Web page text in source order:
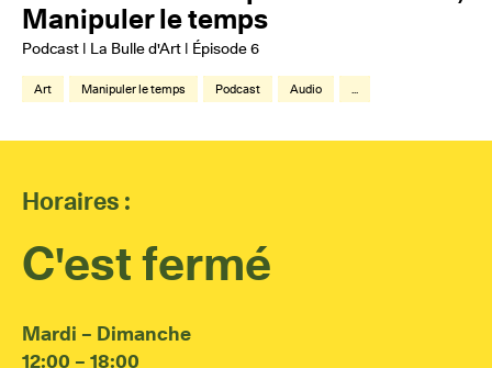
Manipuler le temps
Podcast | La Bulle d'Art | Épisode 6
Art Manipuler le temps Podcast Audio ...
Horaires :
C'est fermé
Mardi – Dimanche
12:00 – 18:00